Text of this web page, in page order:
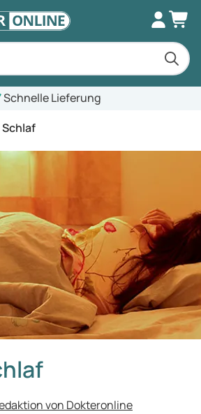
Lieferung
Schlaf
von Dokteronline